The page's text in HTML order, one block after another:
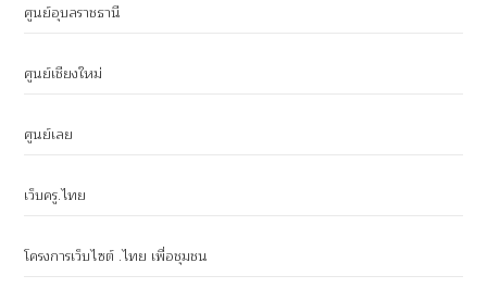
ศูนย์อุบลราชธานี
ศูนย์เชียงใหม่
ศูนย์เลย
เว็บครู.ไทย
โครงการเว็บไซต์ .ไทย เพื่อชุมชน